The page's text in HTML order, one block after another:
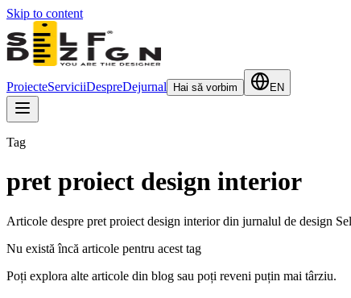
Skip to content
ProiecteServiciiDespreDejurnal Hai să vorbim EN
Tag
pret proiect design interior
Articole despre pret proiect design interior din jurnalul de design
Nu există încă articole pentru acest tag
Poți explora alte articole din blog sau poți reveni puțin mai târziu.